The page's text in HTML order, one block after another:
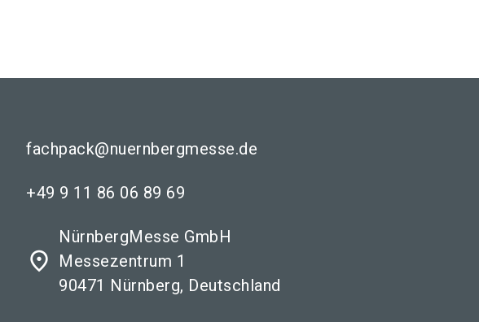
fachpack@nuernbergmesse.de
+49 9 11 86 06 89 69
place
NürnbergMesse GmbH
Messezentrum 1
90471 Nürnberg, Deutschland